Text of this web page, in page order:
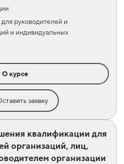
руководителей и
и индивидуальных
О курсе
заявку
квалификации для
организаций, лиц,
организации